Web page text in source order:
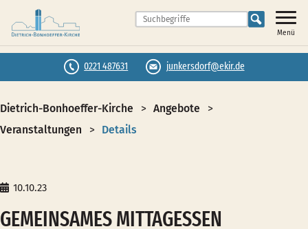
Menü
0221 487631 junkersdorf@ekir.de
Dietrich-Bonhoeffer-Kirche
Angebote
Veranstaltungen
Details
10.10.23
GEMEINSAMES MITTAGESSEN